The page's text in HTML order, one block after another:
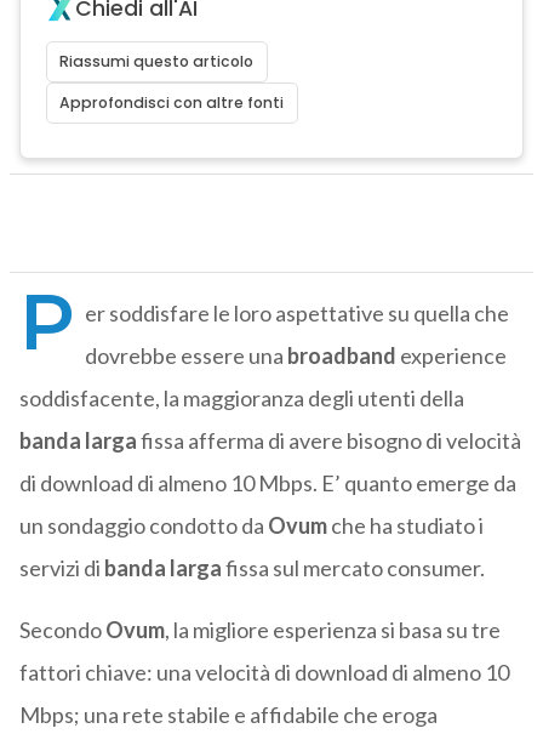
Chiedi all'AI
Riassumi questo articolo
Approfondisci con altre fonti
P er soddisfare le loro aspettative su quella che
dovrebbe essere una broadband experience
soddisfacente, la maggioranza degli utenti della
banda largafissa afferma di avere bisogno di velocità
di download di almeno 10 Mbps. E’ quanto emerge da
un sondaggio condotto da Ovumche ha studiato i
servizi di banda largafissa sul mercato consumer.
SecondoOvum, la migliore esperienza si basa su tre
fattori chiave: una velocità di download di almeno 10
Mbps; una rete stabile e affidabile che eroga